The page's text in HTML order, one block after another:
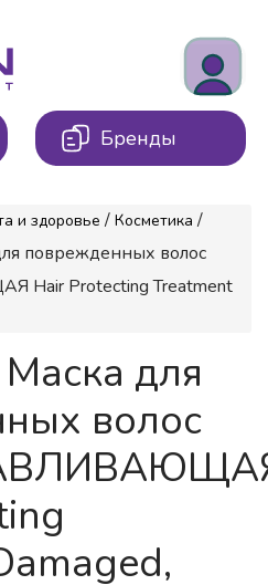
Бренды
и здоровье / Косметика /
поврежденных волос
Protecting Treatment
Маска для
волос